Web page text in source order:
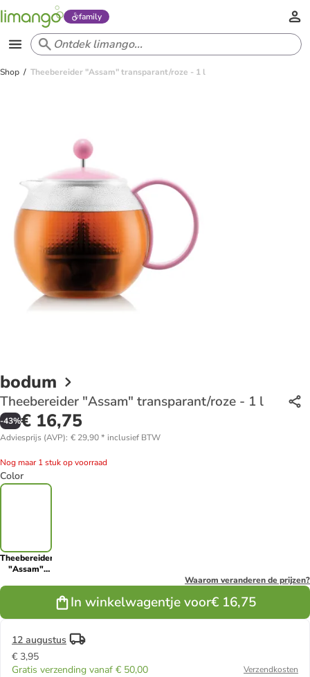
family
Shop Theebereider "Assam" transparant/roze - 1 l
bodum
Theebereider "Assam" transparant/roze - 1 l
-43%€ 16,75
Adviesprijs (AVP): € 29,90* inclusief BTW
Nog maar 1 stuk op voorraad
Color
Theebereider
"Assam"
Waarom veranderen de prijzen?
In winkelwagentje voor€ 16,75
12 augustus
€ 3,95
Gratis verzending vanaf € 50,00
Verzendkosten